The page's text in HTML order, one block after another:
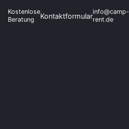
Kostenlose
Beratung
Kontaktformularinfo@camp-
rent.de